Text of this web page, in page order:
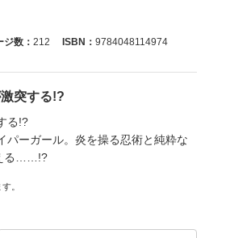
ジ数： 212 ISBN： 9784048114974
突する!?
る!?
パーガール。炎を操る忍術と純粋な
る……!?
。